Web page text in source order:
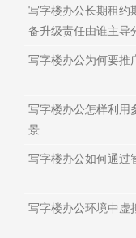
写字楼办公长期租约
备升级责任由谁主导
写字楼办公为何要推
写字楼办公怎样利用
景
写字楼办公如何通过
写字楼办公环境中虚